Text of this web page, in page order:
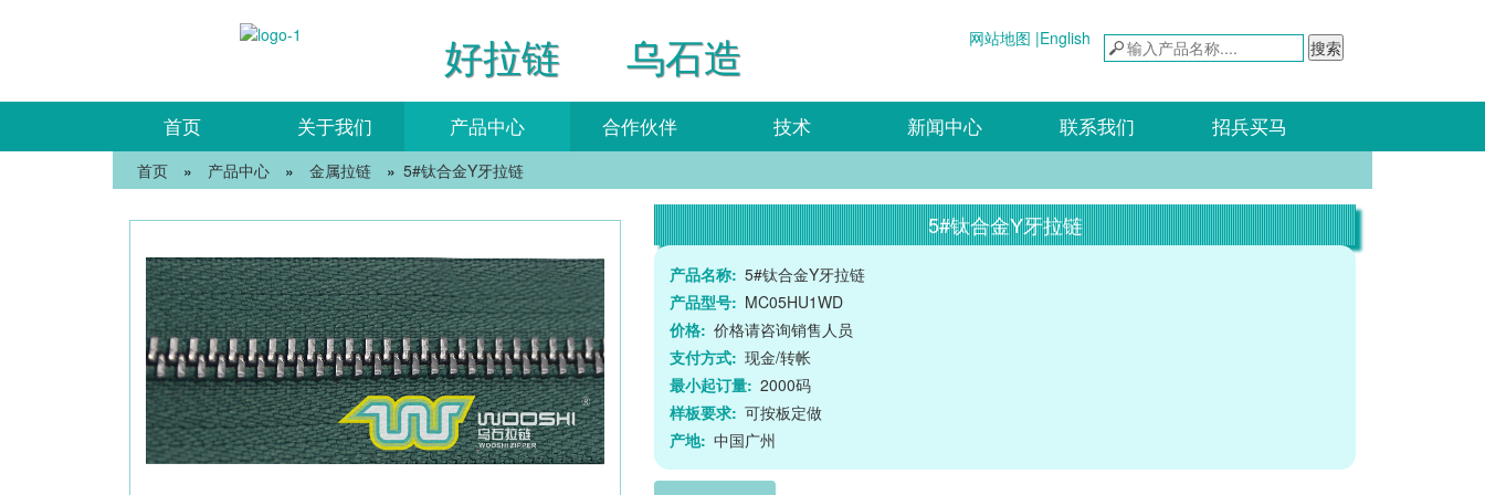
好拉链 乌石造 网站地图 |English 搜索
首页 关于我们 产品中心 合作伙伴 技术 新闻中心 联系我们 招兵买马
首页 » 产品中心 » 金属拉链 » 5#钛合金Y牙拉链
5#钛合金Y牙拉链
产品名称: 5#钛合金Y牙拉链
产品型号: MC05HU1WD
价格: 价格请咨询销售人员
支付方式: 现金/转帐
最小起订量: 2000码
样板要求: 可按板定做
产地: 中国广州